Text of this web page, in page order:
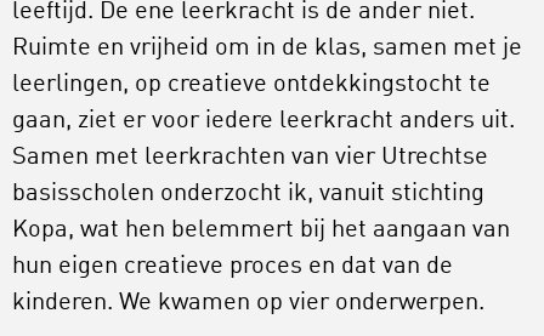
leeftijd. De ene leerkracht is de ander niet.
Ruimte en vrijheid om in de klas, samen met je
leerlingen, op creatieve ontdekkingstocht te
gaan, ziet er voor iedere leerkracht anders uit.
Samen met leerkrachten van vier Utrechtse
basisscholen onderzocht ik, vanuit stichting
Kopa, wat hen belemmert bij het aangaan van
hun eigen creatieve proces en dat van de
kinderen. We kwamen op vier onderwerpen.